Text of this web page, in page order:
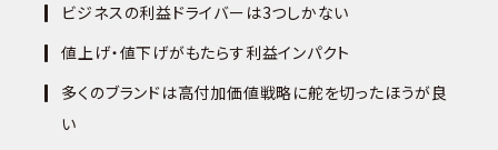
ビジネスの利益ドライバーは3つしかない
値上げ・値下げがもたらす利益インパクト
多くのブランドは高付加価値戦略に舵を切ったほうが良
い